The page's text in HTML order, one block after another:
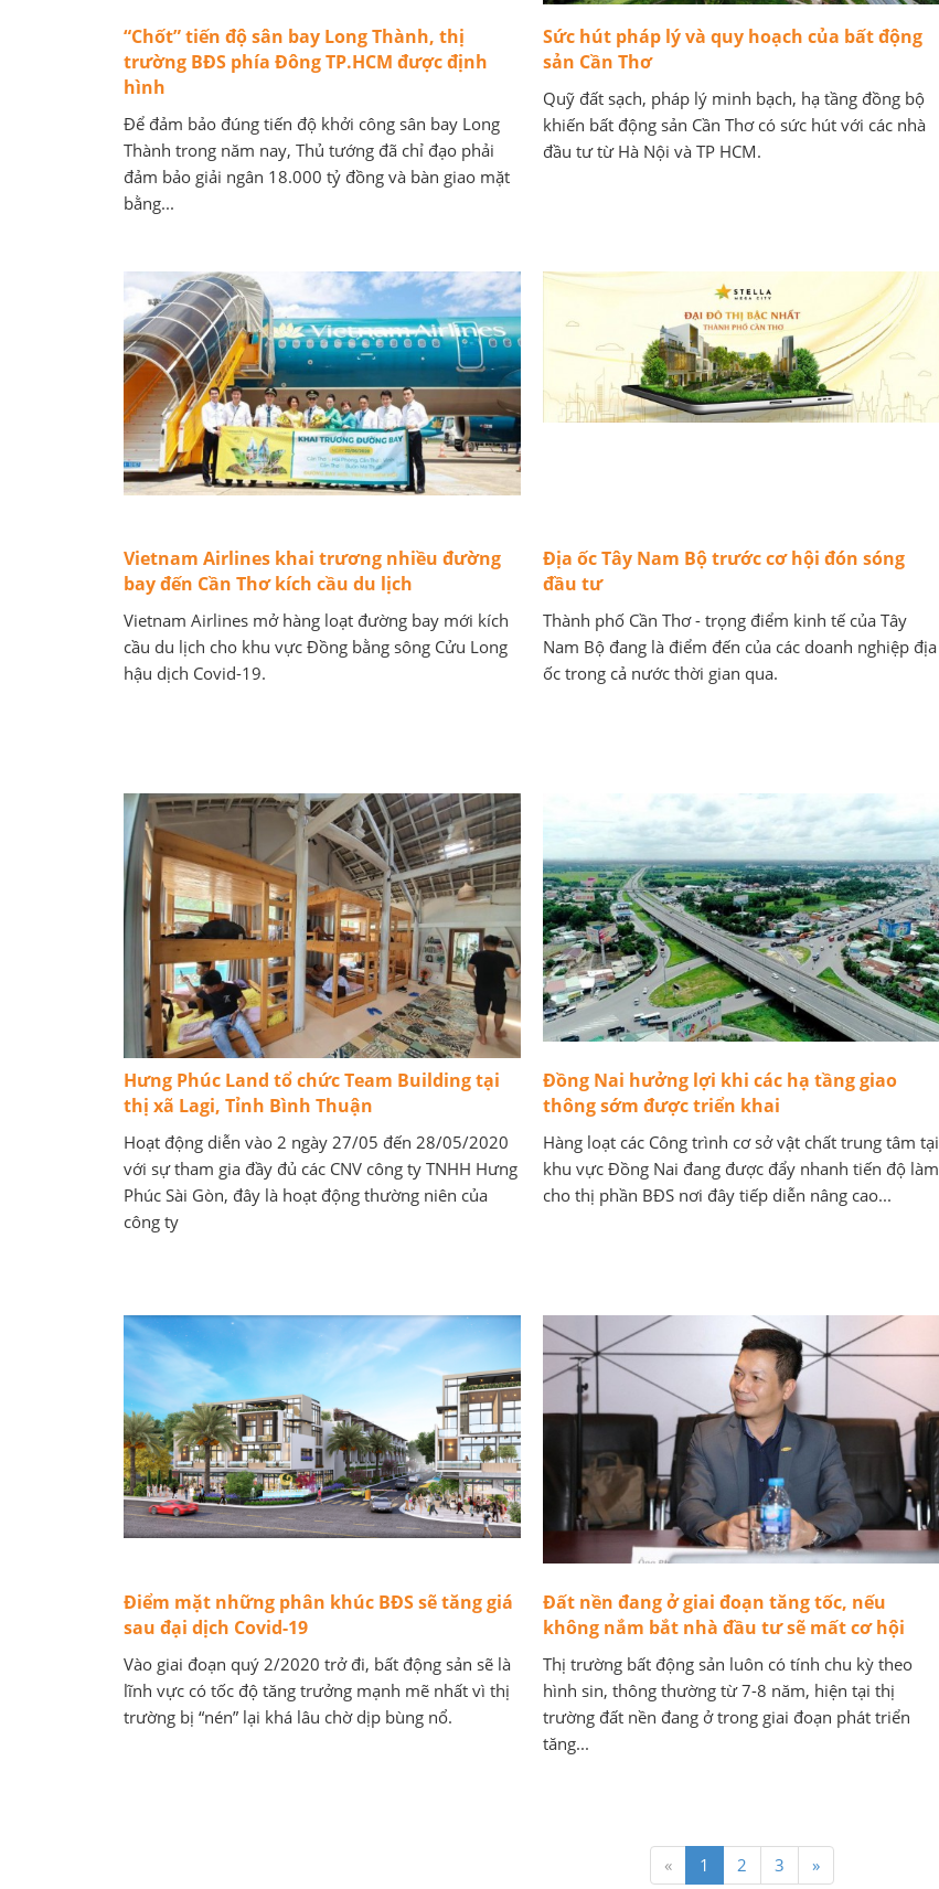
“Chốt” tiến độ sân bay Long Thành, thị
trường BĐS phía Đông TP.HCM được định
hình
Để đảm bảo đúng tiến độ khởi công sân bay Long
Thành trong năm nay, Thủ tướng đã chỉ đạo phải
đảm bảo giải ngân 18.000 tỷ đồng và bàn giao mặt
bằng...
Sức hút pháp lý và quy hoạch của bất động
sản Cần Thơ
Quỹ đất sạch, pháp lý minh bạch, hạ tầng đồng bộ
khiến bất động sản Cần Thơ có sức hút với các nhà
đầu tư từ Hà Nội và TP HCM.
Vietnam Airlines khai trương nhiều đường
bay đến Cần Thơ kích cầu du lịch
Vietnam Airlines mở hàng loạt đường bay mới kích
cầu du lịch cho khu vực Đồng bằng sông Cửu Long
hậu dịch Covid-19.
Địa ốc Tây Nam Bộ trước cơ hội đón sóng
đầu tư
Thành phố Cần Thơ - trọng điểm kinh tế của Tây
Nam Bộ đang là điểm đến của các doanh nghiệp địa
ốc trong cả nước thời gian qua.
Hưng Phúc Land tổ chức Team Building tại
thị xã Lagi, Tỉnh Bình Thuận
Hoạt động diễn vào 2 ngày 27/05 đến 28/05/2020
với sự tham gia đầy đủ các CNV công ty TNHH Hưng
Phúc Sài Gòn, đây là hoạt động thường niên của
công ty
Đồng Nai hưởng lợi khi các hạ tầng giao
thông sớm được triển khai
Hàng loạt các Công trình cơ sở vật chất trung tâm tại
khu vực Đồng Nai đang được đẩy nhanh tiến độ làm
cho thị phần BĐS nơi đây tiếp diễn nâng cao...
Điểm mặt những phân khúc BĐS sẽ tăng giá
sau đại dịch Covid-19
Vào giai đoạn quý 2/2020 trở đi, bất động sản sẽ là
lĩnh vực có tốc độ tăng trưởng mạnh mẽ nhất vì thị
trường bị “nén” lại khá lâu chờ dịp bùng nổ.
Đất nền đang ở giai đoạn tăng tốc, nếu
không nắm bắt nhà đầu tư sẽ mất cơ hội
Thị trường bất động sản luôn có tính chu kỳ theo
hình sin, thông thường từ 7-8 năm, hiện tại thị
trường đất nền đang ở trong giai đoạn phát triển
tăng...
« 1 2 3 »